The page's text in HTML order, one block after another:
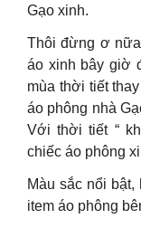
Gạo xinh.
Thôi đừng ơ
áo xinh bây giờ
mùa thời tiết
áo phông nhà
Với thời tiết “
chiếc áo phông
Màu sắc nổi
item áo phông